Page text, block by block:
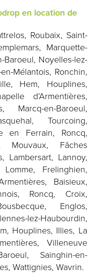
en location de
Roubaix, Saint-
Marquette-
Baroeul, Noyelles-lez-
Mélantois, Ronchin,
Hem, Houplines,
d’Armentières,
Marcq-en-Baroeul,
Tourcoing,
en Ferrain, Roncq,
Mouvaux, Fâches
Lambersart, Lannoy,
Frelinghien,
Baisieux,
Roncq, Croix,
Englos,
lez-Haubourdin,
Houplines, Illies, La
Villeneuve
Sainghin-en-
Wattignies, Wavrin.